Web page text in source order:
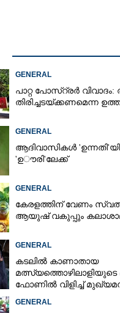
GENERAL
പാറ്റ പോസ്റ്രർ
തിരിച്ചടയ്ക്കണമെന്ന
GENERAL
ആദിവാസികൾ
'ഉൗരി'ലേക്ക്
GENERAL
കേരളത്തിന് വേണം
ആയുഷ് വകുപ്പും
GENERAL
കടലിൽ കാണാതായ
മത്സ്യത്തൊഴിലാളിയുടെ
ഫോണിൽ വിളിച്ച്
GENERAL